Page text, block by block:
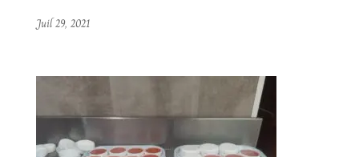
Juil 29, 2021